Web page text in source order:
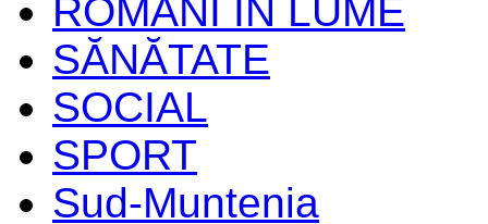
ROMANI IN LUME
SĂNĂTATE
SOCIAL
SPORT
Sud-Muntenia